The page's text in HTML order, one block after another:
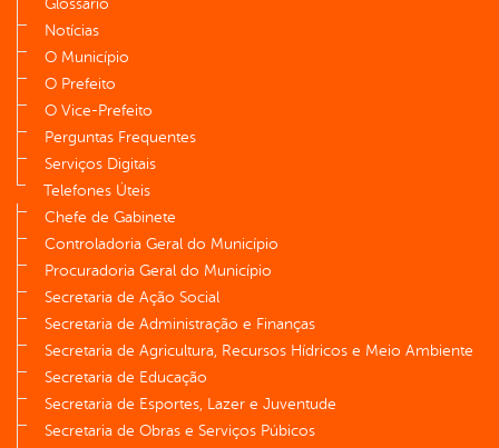
Glossário
Notícias
O Município
O Prefeito
O Vice-Prefeito
Perguntas Frequentes
Serviços Digitais
Telefones Úteis
Chefe de Gabinete
Controladoria Geral do Município
Procuradoria Geral do Município
Secretaria de Ação Social
Secretaria de Administração e Finanças
Secretaria de Agricultura, Recursos Hídricos e Meio Ambiente
Secretaria de Educação
Secretaria de Esportes, Lazer e Juventude
Secretaria de Obras e Serviços Púbicos